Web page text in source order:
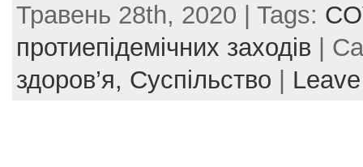
c
e
b
o
itt
er
er
e
st
ai
l
ar
e
Травень 28th, 2020 | Tags:
протиепідемічних заходів |
здоров’я, Суспільство